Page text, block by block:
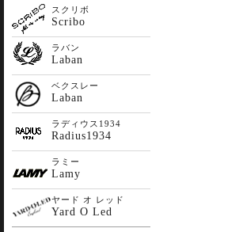
スクリボ
Scribo
ラバン
Laban
ベクスレー
Laban
ラディウス1934
Radius1934
ラミー
Lamy
ヤード オ レッド
Yard O Led